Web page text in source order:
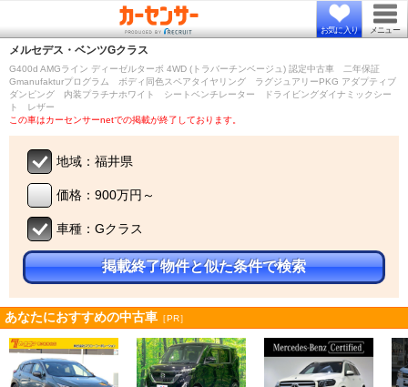
お気に入り メニュー
メルセデス・ベンツGクラス
G400d AMGライン ディーゼルターボ 4WD (トラバーチンベージュ) 認定中古車 二年保証
Gmanufakturプログラム ボディ同色スペアタイヤリング ラグジュアリーPKG アダプティブ
ダンピング 内装プラチナホワイト シートベンチレーター ドライビングダイナミックシー
ト レザー
この車はカーセンサーnetでの掲載が終了しております。
地域：福井県
価格：900万円～
車種：Gクラス
掲載終了物件と似た条件で検索
あなたにおすすめの中古車 ［PR］